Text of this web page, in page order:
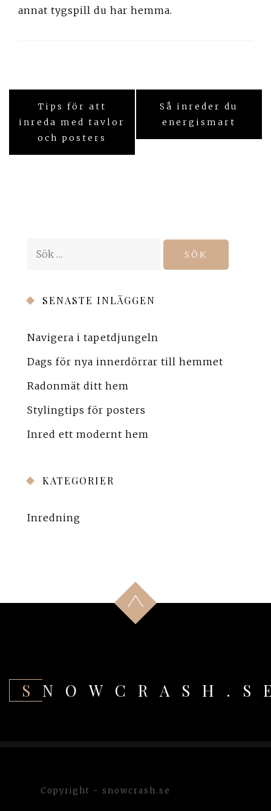
annat tygspill du har hemma.
Inläggsnavigering
Tips för att
inreda med tavlor
och posters
Så inreder du
energismart
SENASTE INLÄGGEN
Navigera i tapetdjungeln
Dags för nya innerdörrar till hemmet
Radonmät ditt hem
Stylingtips för posters
Inred ett modernt hem
KATEGORIER
Inredning